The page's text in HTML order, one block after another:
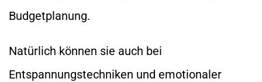
Budgetplanung.
Natürlich können sie auch bei
Entspannungstechniken und emotionaler